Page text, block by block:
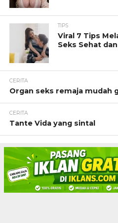
TIPS
Viral 7 Tips
Seks Sehat
CERITA
Organ seks remaja mudah
CERITA
Tante Vida yang sintal